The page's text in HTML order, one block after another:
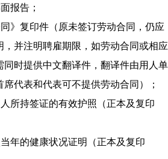
报告；
》复印件（原未签订劳动合同，仍应
并注明聘雇期限，如劳动合同或相应
同时提供中文翻译件，翻译件由用人单
代表和代表可不提供劳动合同）；
所持签证的有效护照（正本及复印
年的健康状况证明（正本及复印